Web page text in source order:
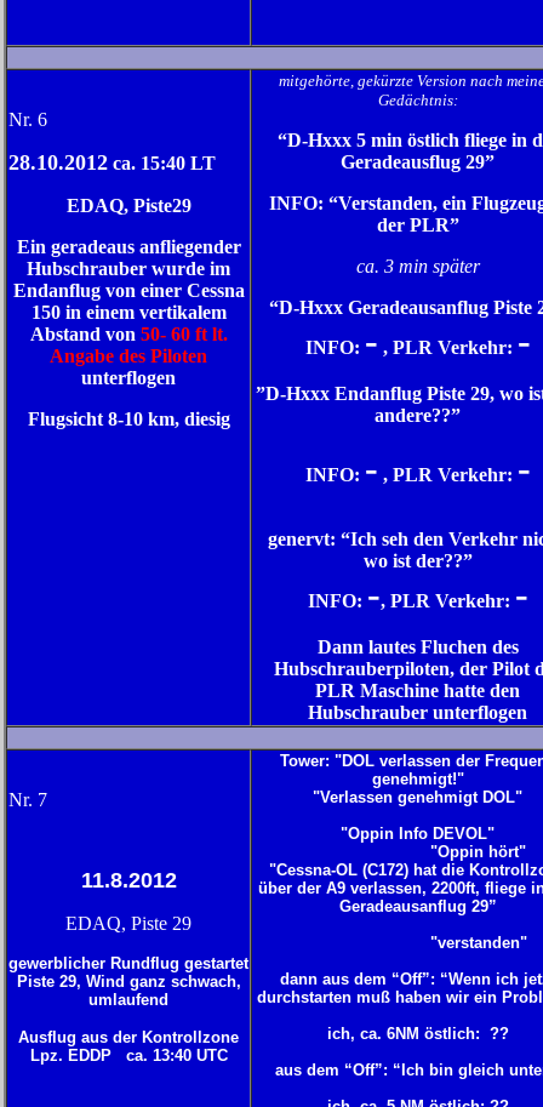
Nr. 6
28.10.2012 ca. 15:40 LT
EDAQ, Piste29
Ein geradeaus anfliegender
Hubschrauber wurde im
Endanflug von einer Cessna
150 in einem vertikalem
Abstand von 50- 60 ft lt.
Angabe des Piloten
unterflogen
Flugsicht 8-10 km, diesig
mitgehörte, gekürzte Version nach
Gedächtnis:
“D-Hxxx 5 min östlich fliege in
Geradeausflug 29”
INFO: “Verstanden, ein
der PLR”
ca. 3 min später
“D-Hxxx Geradeausanflug Piste
INFO: - , PLR Verkehr: -
”D-Hxxx Endanflug Piste 29, wo
andere??”
INFO: - , PLR Verkehr: -
genervt: “Ich seh den Verkehr
wo ist der??”
INFO: -, PLR Verkehr: -
Dann lautes Fluchen des
Hubschrauberpiloten, der Pilot
PLR Maschine hatte den
Hubschrauber unterflogen
Nr. 7
11.8.2012
EDAQ, Piste 29
gewerblicher Rundflug gestartet
Piste 29, Wind ganz schwach,
umlaufend
Ausflug aus der Kontrollzone
Lpz. EDDP ca. 13:40 UTC
Tower: "DOL verlassen der
genehmigt!"
"Verlassen genehmigt DOL"
"Oppin Info DEVOL"
"Oppin hört"
"Cessna-OL (C172) hat die
über der A9 verlassen, 2200ft, fliege
Geradeausanflug 29”
"verstanden"
dann aus dem “Off”: “Wenn ich
durchstarten muß haben wir ein
ich, ca. 6NM östlich: ??
aus dem “Off”: “Ich bin gleich